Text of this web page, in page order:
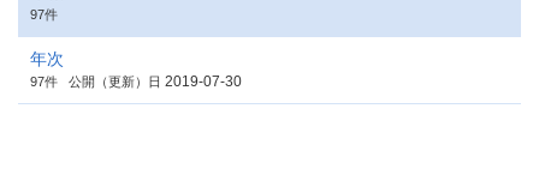
97件
年次
97件 公開（更新）日 2019-07-30